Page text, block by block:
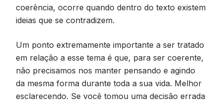
coerência, ocorre quando dentro do texto existem
ideias que se contradizem.
Um ponto extremamente importante a ser tratado
em relação a esse tema é que, para ser coerente,
não precisamos nos manter pensando e agindo
da mesma forma durante toda a sua vida. Melhor
esclarecendo. Se você tomou uma decisão errada